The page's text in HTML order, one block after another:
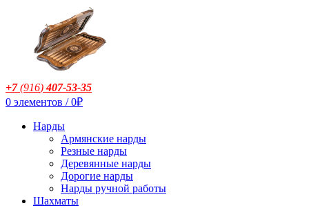
+7(916)407-53-35
0 элементов / 0₽
Нарды
Армянские нарды
Резные нарды
Деревянные нарды
Дорогие нарды
Нарды ручной работы
Шахматы